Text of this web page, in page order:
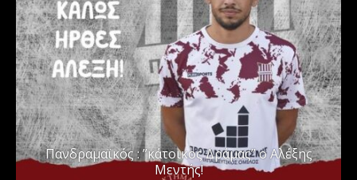
Πανδραμαϊκός : ”κάτοικος Δράμας” ο Αλέξης
Μεντής!